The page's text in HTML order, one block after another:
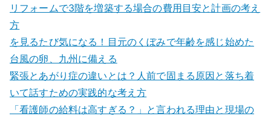
リフォームで3階を増築する場合の費用目安と計画の考え
方
を見るたび気になる！目元のくぼみで年齢を感じ始めた
台風の卵、九州に備える
緊張とあがり症の違いとは？人前で固まる原因と落ち着
いて話すための実践的な考え方
「看護師の給料は高すぎる？」と言われる理由と現場の